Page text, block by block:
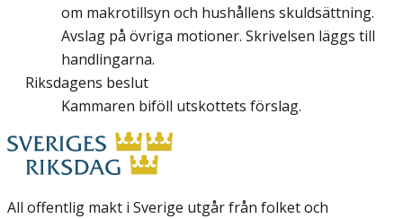
om makrotillsyn och hushållens skuldsättning.
Avslag på övriga motioner. Skrivelsen läggs till
handlingarna.
Riksdagens beslut
Kammaren biföll utskottets förslag.
All offentlig makt i Sverige utgår från folket och